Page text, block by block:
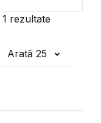
1 rezultate
Arată 25